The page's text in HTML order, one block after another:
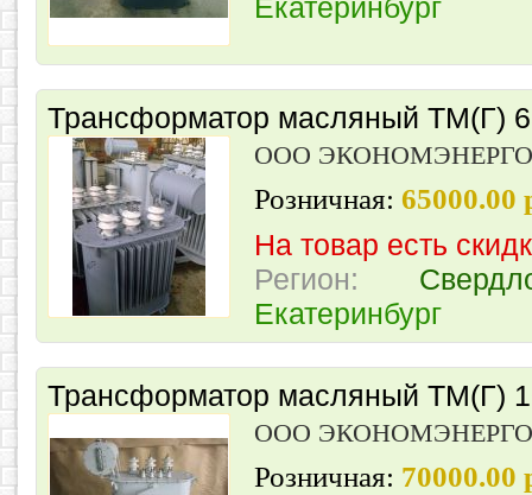
Екатеринбург
Трансформатор масляный ТМ(Г)
ООО ЭКОНОМЭНЕРГО
Розничная: 65000.00
На товар есть
Регион:
Екатеринбург
Трансформатор масляный ТМ(Г)
ООО ЭКОНОМЭНЕРГО
Розничная: 70000.00